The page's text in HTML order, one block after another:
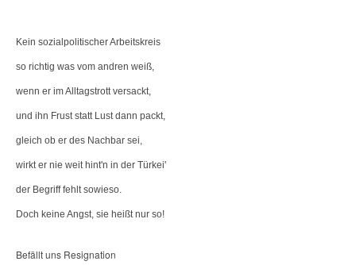
Kein sozialpolitischer Arbeitskreis
so richtig was vom andren weiß,
wenn er im Alltagstrott versackt,
und ihn Frust statt Lust dann packt,
gleich ob er des Nachbar sei,
wirkt er nie weit hint'n in der Türkei'
der Begriff fehlt sowieso.
Doch keine Angst, sie heißt nur so!
Befällt uns Resignation